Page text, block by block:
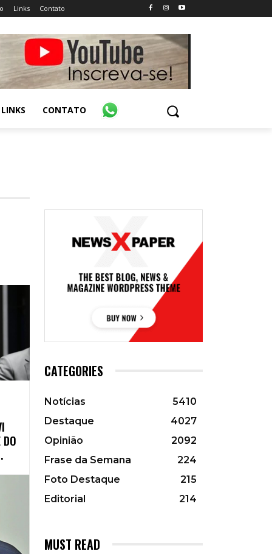
Links Contato
LINKS CONTATO
CATEGORIES
Notícias
5410
Destaque
4027
Opinião
2092
Frase da Semana
224
Foto Destaque
215
Editorial
214
MUST READ